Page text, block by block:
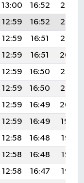
13:00 16:52
20:08
12:59 16:52
20:06
12:59 16:51
20:05
12:59 16:51
20:04
12:59 16:50
20:03
12:59 16:50
20:02
12:59 16:49
20:00
12:59 16:49
19:59
12:58 16:48
19:58
12:58 16:48
19:56
12:58 16:47
19:55